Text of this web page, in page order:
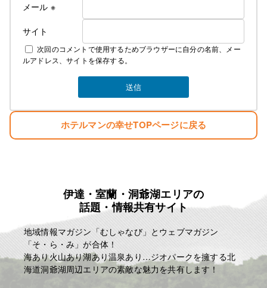
メール ※
サイト
次回のコメントで使用するためブラウザーに自分の名前、メー
ルアドレス、サイトを保存する。
ホテルマンの幸せTOPページに戻る
伊達・室蘭・洞爺湖エリアの
話題・情報共有サイト
地域情報マガジン「むしゃなび」とウェブマガジン
「そ・ら・み」が合体！
海あり火山あり湖あり温泉あり…ジオパークを擁する北
海道洞爺湖周辺エリアの素敵な魅力を共有します！